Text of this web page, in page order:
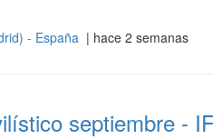
- España | hace 2 semanas
septiembre -